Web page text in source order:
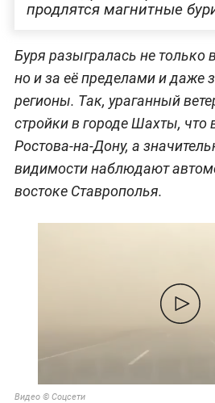
продлятся магнитные
Буря разыгралась не только
но и за её пределами и даже
регионы. Так, ураганный
стройки в городе Шахты, что
Ростова-на-Дону, а
видимости наблюдают
востоке Ставрополья.
Видео © Соцсети